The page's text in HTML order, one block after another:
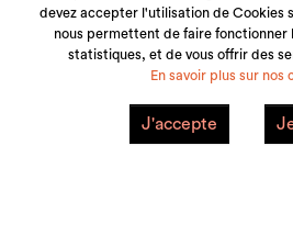
LITTLE & TALL
SERVICE CLIENT
NOS MARQUES
devez accepter l'utilisation de Cookies
nous permettent de faire fonctionner
statistiques, et de vous offrir des
En savoir plus sur nos
J'accepte